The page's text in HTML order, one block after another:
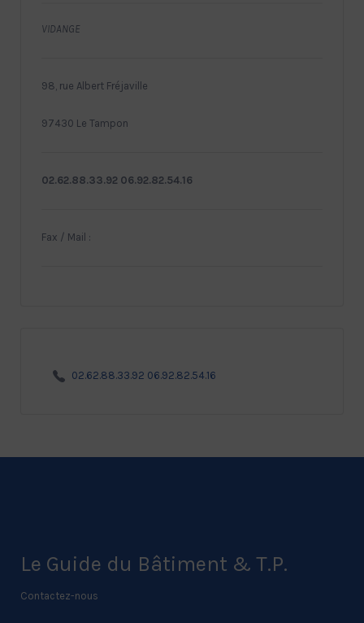
VIDANGE
98, rue Albert Fréjaville
97430 Le Tampon
02.62.88.33.92 06.92.82.54.16
Fax / Mail :
02.62.88.33.92 06.92.82.54.16
Le Guide du Bâtiment & T.P.
Contactez-nous